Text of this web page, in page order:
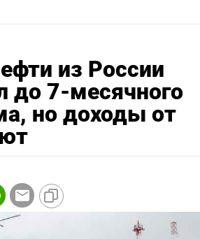
из России
до 7-месячного
но доходы от